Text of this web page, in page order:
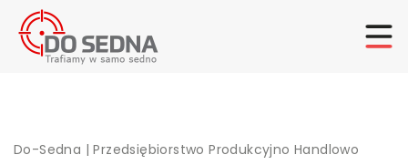
Do-Sedna |Przedsiębiorstwo Produkcyjno Handlowo